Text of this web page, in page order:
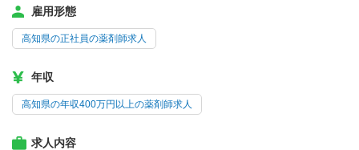
雇用形態
高知県の正社員の薬剤師求人
年収
高知県の年収400万円以上の薬剤師求人
求人内容